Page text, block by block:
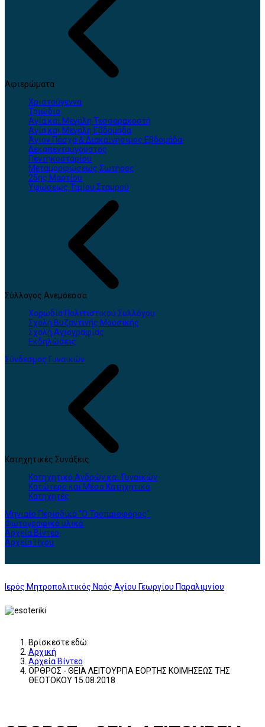
Αφιερώματα
Χριστούγεννα
Τριώδιο
Αγία και Μεγάλη Τεσσαρακοστή
Αγία και Μεγάλη Εβδομάδα
Άγιον Πάσχα & Διακαινήσιμος Εβδομάδα
Δεκαπενταύγουστος
Πεντηκοσταρίου
Μεταμορφώσεως Σωτήρος
25ης Μαρτίου
Υψώσεως Τιμίου Σταυρού
Σύλλογος Ανεμόεσσα
Χορωδία Πολιτιστικού Συλλόγου
Σχολή Βυζαντινής Μουσικής
Σχολή Αγιογραφίας
Εκδηλώσεις
Σύνδεσμος Γυναικών
Κατηχητικές Συνάξεις
Κατηχητικό Ανδρών και Γυναικών
Κατώτερο και Μέσο Κατηχητικό
Κατηχητές
Μηνιαίο Περιοδικό "Ο Τροπαιοφόρος"
Φωτογραφικό υλικό
Αρχεία Βίντεο
Αρχεία Ήχου
Ιερός Μητροπολιτικός Ναός Αγίου Γεωργίου Παραλιμνίου
Βρίσκεστε εδώ:
Αρχική
Αρχεία Βίντεο
ΟΡΘΡΟΣ - ΘΕΙΑ ΛΕΙΤΟΥΡΓΙΑ ΕΟΡΤΗΣ ΚΟΙΜΗΣΕΩΣ ΤΗΣ
ΘΕΟΤΟΚΟΥ 15.08.2018